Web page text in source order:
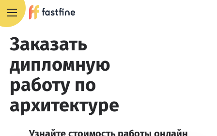
Заказать
дипломную
работу по
архитектуре
Узнайте стоимость работы онлайн